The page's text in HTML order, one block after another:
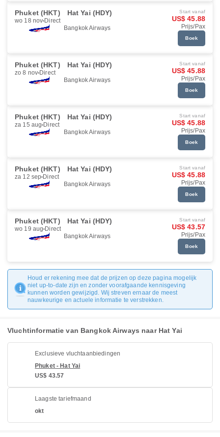
Phuket (HKT) Hat Yai (HDY)
wo 18 nov Direct
Bangkok Airways
Start vanaf
US$ 45.88
Prijs/Pax
Boek
Phuket (HKT) Hat Yai (HDY)
zo 8 nov Direct
Bangkok Airways
Start vanaf
US$ 45.88
Prijs/Pax
Boek
Phuket (HKT) Hat Yai (HDY)
za 15 aug Direct
Bangkok Airways
Start vanaf
US$ 45.88
Prijs/Pax
Boek
Phuket (HKT) Hat Yai (HDY)
za 12 sep Direct
Bangkok Airways
Start vanaf
US$ 45.88
Prijs/Pax
Boek
Phuket (HKT) Hat Yai (HDY)
wo 19 aug Direct
Bangkok Airways
Start vanaf
US$ 43.57
Prijs/Pax
Boek
Houd er rekening mee dat de prijzen op deze pagina mogelijk
niet up-to-date zijn en zonder voorafgaande kennisgeving
kunnen worden gewijzigd. Wij streven ernaar de meest
nauwkeurige en actuele informatie te verstrekken.
Vluchtinformatie van Bangkok Airways naar Hat Yai
Exclusieve vluchtaanbiedingen
Phuket - Hat Yai
US$ 43.57
Laagste tariefmaand
okt